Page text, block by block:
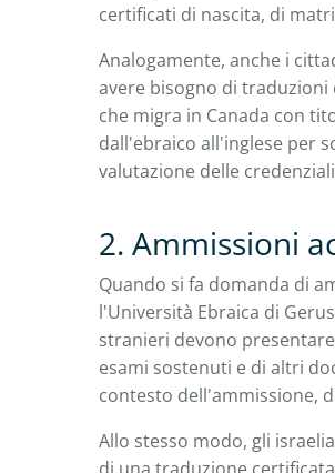
certificati di nascita, di
Analogamente, anche i
avere bisogno di
che migra in Canada con
dall'ebraico all'inglese per
valutazione delle
2. Ammissioni
Quando si fa domanda di
l'Università Ebraica di
stranieri devono
esami sostenuti e di altri
contesto dell'ammissione,
Allo stesso modo, gli
di una traduzione